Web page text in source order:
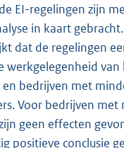
EI-regelingen zijn
in kaart
dat de regelingen
werkgelegenheid
bedrijven met
Voor bedrijven met
geen effecten
positieve conclusie